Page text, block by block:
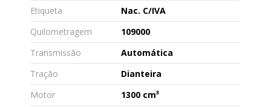
Etiqueta
Nac. C/IVA
Quilometragem
109000
Transmissão
Automática
Tração
Dianteira
Motor
1300 cm³